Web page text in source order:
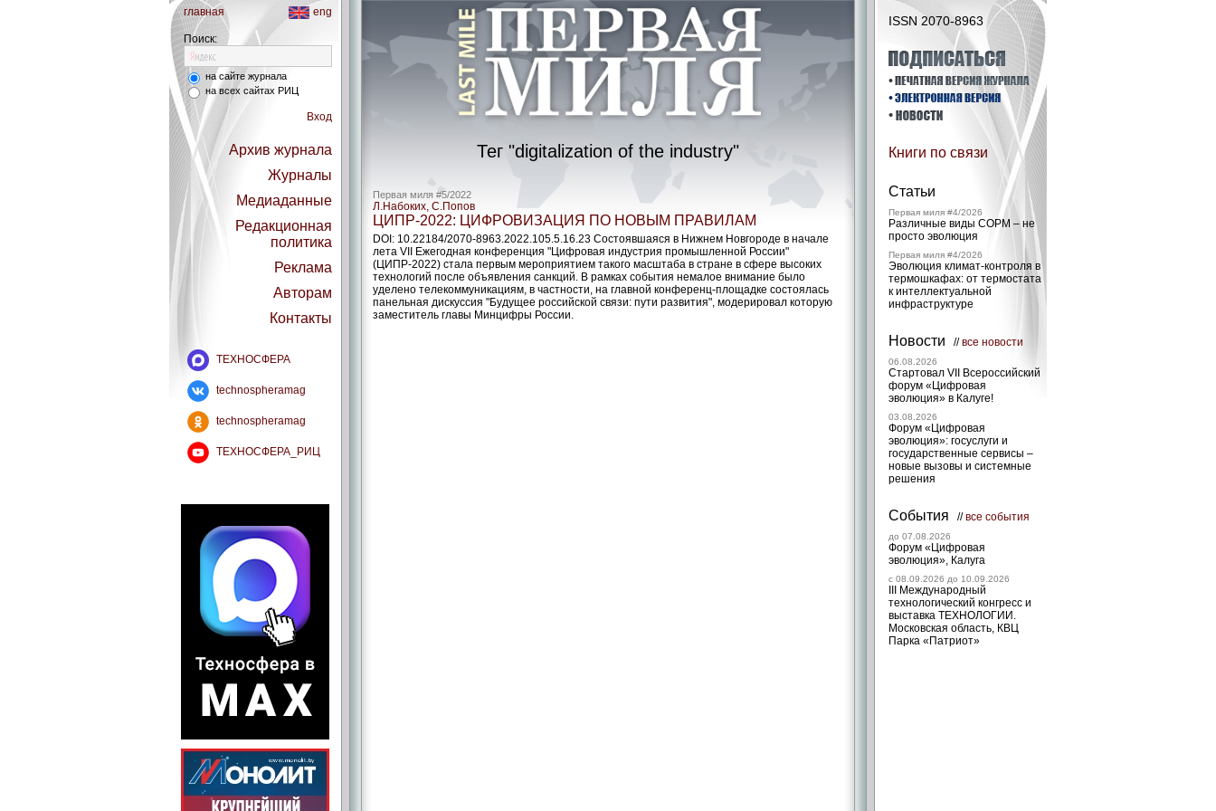
главная eng
Поиск:
на сайте журнала
на всех сайтах РИЦ
Вход
Архив журнала
Журналы
Медиаданные
Редакционная
политика
Реклама
Авторам
Контакты
ТЕХНОСФЕРА
technospheramag
technospheramag
ТЕХНОСФЕРА_РИЦ
ISSN 2070-8963
Книги по связи
Статьи
Первая миля #4/2026
Различные виды СОРМ – не
просто эволюция
Первая миля #4/2026
Эволюция климат-контроля в
термошкафах: от термостата
к интеллектуальной
инфраструктуре
Новости //все новости
06.08.2026
Стартовал VII Всероссийский
форум «Цифровая
эволюция» в Калуге!
03.08.2026
Форум «Цифровая
эволюция»: госуслуги и
государственные сервисы –
новые вызовы и системные
решения
События //все события
до 07.08.2026
Форум «Цифровая
эволюция», Калуга
c 08.09.2026 до 10.09.2026
III Международный
технологический конгресс и
выставка ТЕХНОЛОГИИ.
Московская область, КВЦ
Парка «Патриот»
Тег "digitalization of the industry"
Первая миля #5/2022
Л.Набоких, С.Попов
ЦИПР-2022: ЦИФРОВИЗАЦИЯ ПО НОВЫМ ПРАВИЛАМ
DOI: 10.22184/2070-8963.2022.105.5.16.23 Состоявшаяся в Нижнем Новгороде в начале
лета VII Ежегодная конференция "Цифровая индустрия промышленной России"
(ЦИПР-2022) стала первым мероприятием такого масштаба в стране в сфере высоких
технологий после объявления санкций. В рамках события немалое внимание было
уделено телекоммуникациям, в частности, на главной конференц-площадке состоялась
панельная дискуссия "Будущее российской связи: пути развития", модерировал которую
заместитель главы Минцифры России.